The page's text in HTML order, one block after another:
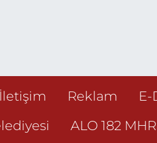
İletişim Reklam E-
ALO 182